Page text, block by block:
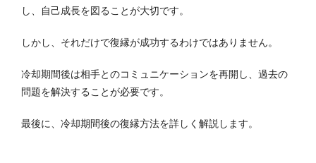
し、自己成長を図ることが大切です。
しかし、それだけで復縁が成功するわけではありません。
冷却期間後は相手とのコミュニケーションを再開し、過去の
問題を解決することが必要です。
最後に、冷却期間後の復縁方法を詳しく解説します。